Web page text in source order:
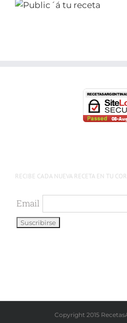
RECIBE CADA NUEVA RECETA EN TU
Email
Copyright 2015